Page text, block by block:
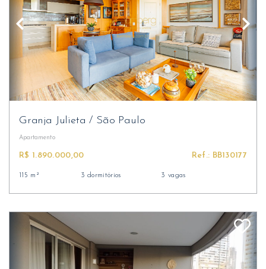
Granja Julieta/ São Paulo
Apartamento
R$ 1.890.000,00 Ref.: BB130177
115 m² 3 dormitórios 3 vagas